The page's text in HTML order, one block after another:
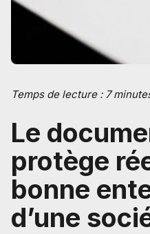
Temps de lecture : 7
Le
protège
bonne
d’une